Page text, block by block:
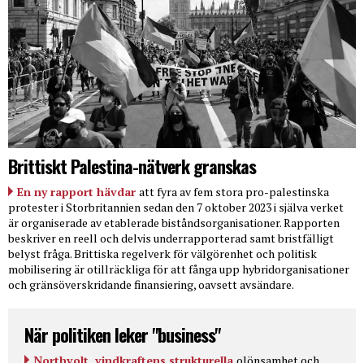
Brittiskt Palestina-nätverk granskas
En ny rapport hävdar att fyra av fem stora pro-palestinska
protester i Storbritannien sedan den 7 oktober 2023 i själva verket
är organiserade av etablerade biståndsorganisationer. Rapporten
beskriver en reell och delvis underrapporterad samt bristfälligt
belyst fråga. Brittiska regelverk för välgörenhet och politisk
mobilisering är otillräckliga för att fånga upp hybridorganisationer
och gränsöverskridande finansiering, oavsett avsändare.
När politiken leker "business"